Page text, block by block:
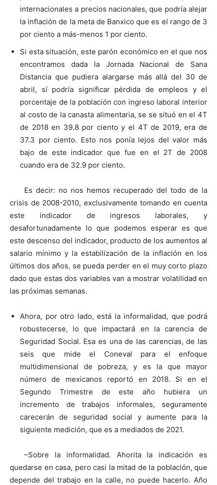
internacionales a precios nacionales, que podría alejar
la inflación de la meta de Banxico que es el rango de 3
por ciento a más-menos 1 por ciento.
Si esta situación, este parón económico en el que nos
encontramos dada la Jornada Nacional de Sana
Distancia que pudiera alargarse más allá del 30 de
abril, sí podría significar pérdida de empleos y el
porcentaje de la población con ingreso laboral interior
al costo de la canasta alimentaria, se se situó en el 4T
de 2018 en 39.8 por ciento y el 4T de 2019, era de
37.3 por ciento. Esto nos ponía lejos del valor más
bajo de este indicador que fue en el 2T de 2008
cuando era de 32.9 por ciento.
Es decir: no nos hemos recuperado del todo de la
crisis de 2008-2010, exclusivamente tomando en cuenta
este indicador de ingresos laborales, y
desafortunadamente lo que podemos esperar es que
este descenso del indicador, producto de los aumentos al
salario mínimo y la estabilización de la inflación en los
últimos dos años, se pueda perder en el muy corto plazo
dado que estas dos variables van a mostrar volatilidad en
las próximas semanas.
Ahora, por otro lado, está la informalidad, que podrá
robustecerse, lo que impactará en la carencia de
Seguridad Social. Esa es una de las carencias, de las
seis que mide el Coneval para el enfoque
multidimensional de pobreza, y es la que mayor
número de mexicanos reportó en 2018. Si en el
Segundo Trimestre de este año hubiera un
incremento de trabajos informales, seguramente
carecerán de seguridad social y aumente para la
siguiente medición, que es a mediados de 2021.
–Sobre la informalidad. Ahorita la indicación es
quedarse en casa, pero casi la mitad de la población, que
depende del trabajo en la calle, no puede hacerlo. Año